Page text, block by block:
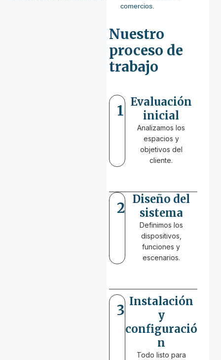
comercios.
Nuestro
proceso de
trabajo
1 Evaluación
inicial
Analizamos los
espacios y
objetivos del
cliente.
2 Diseño del
sistema
Definimos los
dispositivos,
funciones y
escenarios.
3 Instalación
y
configuració
n
Todo listo para